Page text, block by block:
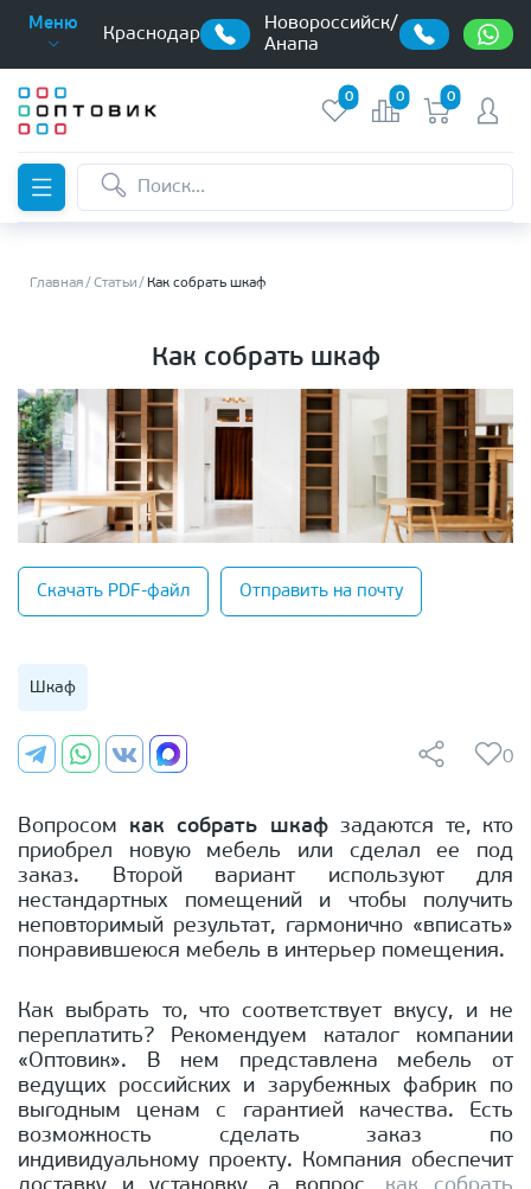
Меню
Краснодар
Новороссийск/
Анапа
0 0 0
Главная Статьи Как собрать шкаф
Как собрать шкаф
Скачать PDF-файл Отправить на почту
Шкаф
0
Вопросом как собрать шкаф задаются те, кто
приобрел новую мебель или сделал ее под
заказ. Второй вариант используют для
нестандартных помещений и чтобы получить
неповторимый результат, гармонично «вписать»
понравившеюся мебель в интерьер помещения.
Как выбрать то, что соответствует вкусу, и не
переплатить? Рекомендуем каталог компании
«Оптовик». В нем представлена мебель от
ведущих российских и зарубежных фабрик по
выгодным ценам с гарантией качества. Есть
возможность сделать заказ по
индивидуальному проекту. Компания обеспечит